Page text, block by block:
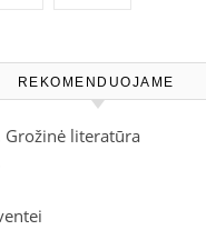
REKOMENDUOJAME
Grožinė literatūra